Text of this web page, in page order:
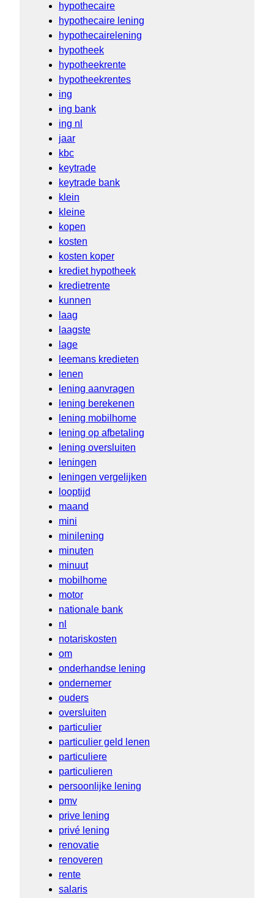
hypothecaire
hypothecaire lening
hypothecairelening
hypotheek
hypotheekrente
hypotheekrentes
ing
ing bank
ing nl
jaar
kbc
keytrade
keytrade bank
klein
kleine
kopen
kosten
kosten koper
krediet hypotheek
kredietrente
kunnen
laag
laagste
lage
leemans kredieten
lenen
lening aanvragen
lening berekenen
lening mobilhome
lening op afbetaling
lening oversluiten
leningen
leningen vergelijken
looptijd
maand
mini
minilening
minuten
minuut
mobilhome
motor
nationale bank
nl
notariskosten
om
onderhandse lening
ondernemer
ouders
oversluiten
particulier
particulier geld lenen
particuliere
particulieren
persoonlijke lening
pmv
prive lening
privé lening
renovatie
renoveren
rente
salaris